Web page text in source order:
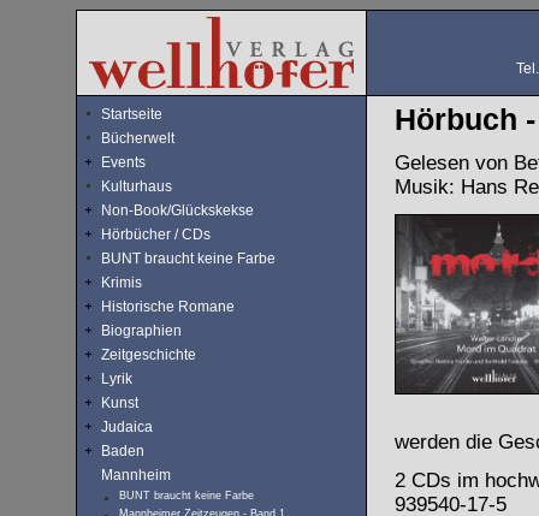
Startseite
Bücherwelt
Events
Kulturhaus
Non-Book/Glückskekse
Hörbücher / CDs
BUNT braucht keine Farbe
Krimis
Historische Romane
Biographien
Zeitgeschichte
Lyrik
Kunst
Judaica
Baden
Mannheim
BUNT braucht keine Farbe
Mannheimer Zeitzeugen - Band 1
Hörbuch
Gelesen von
Musik: Hans
werden die
2 CDs im
939540-17-5